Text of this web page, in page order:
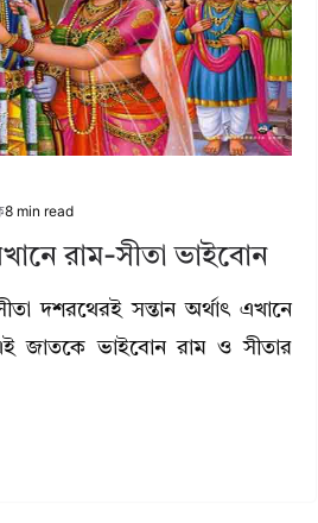
8 min read
রাম-সীতা ভাইবোন
দশরথেরই সন্তান অর্থাৎ এখানে
জাতকে ভাইবোন রাম ও সীতার